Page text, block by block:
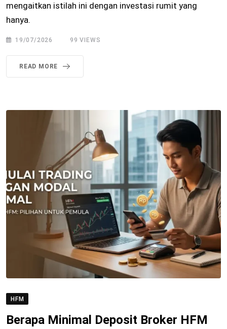
mengaitkan istilah ini dengan investasi rumit yang
hanya.
19/07/2026 99 VIEWS
READ MORE
HFM
Berapa Minimal Deposit Broker HFM